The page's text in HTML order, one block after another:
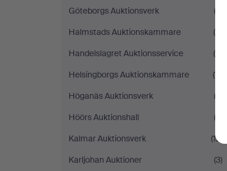
Göteborgs Auktionsverk
(2)
Halmstads Auktionskammare
(4)
Handelslagret Auktionsservice
(5)
Helsingborgs Auktionskammare
(11)
Höganäs Auktionsverk
(3)
Höörs Auktionshall
(2)
Kalmar Auktionsverk
(12)
Karljohan Auktioner
(3)